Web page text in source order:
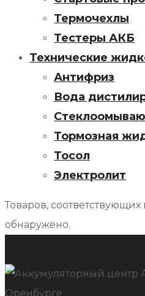
Термочехлы
Тестеры АКБ
Технические
Антифриз
Вода
Тормозная
Тосол
Электролит
Товаров,
обнаружено.